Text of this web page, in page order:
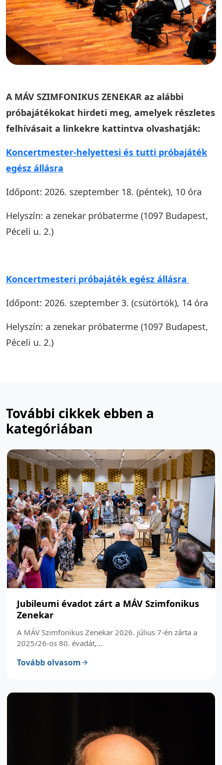
A MÁV SZIMFONIKUS ZENEKAR az alábbi
próbajátékokat hirdeti meg, amelyek részletes
felhívásait a linkekre kattintva olvashatják:
Koncertmester-helyettesi és tutti próbajáték
egész állásra
Időpont: 2026. szeptember 18. (péntek), 10 óra
Helyszín: a zenekar próbaterme (1097 Budapest,
Péceli u. 2.)
Koncertmesteri próbajáték egész állásra
Időpont: 2026. szeptember 3. (csütörtök), 14 óra
Helyszín: a zenekar próbaterme (1097 Budapest,
Péceli u. 2.)
További cikkek ebben a
kategóriában
Jubileumi évadot zárt a MÁV Szimfonikus
Zenekar
A MÁV Szimfonikus Zenekar 2026. július 7-én zárta a
2025/26-os 80. évadát,...
Tovább olvasom